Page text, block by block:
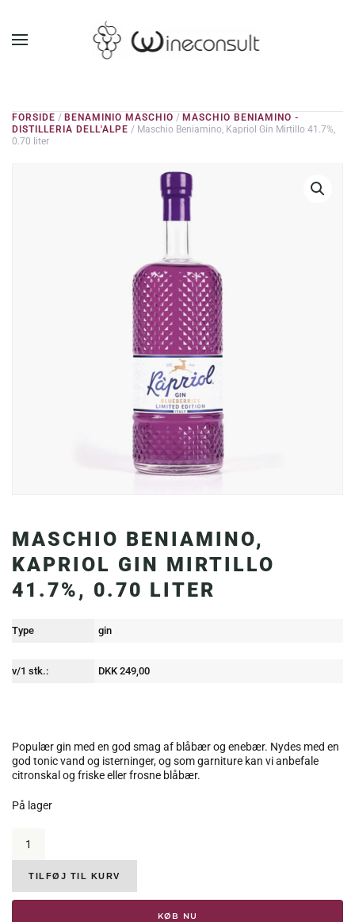
GÅ TIL HOVEDINDHOLD
FORSIDE / BENAMINIO MASCHIO / MASCHIO BENIAMINO -
DISTILLERIA DELL'ALPE / Maschio Beniamino, Kapriol Gin Mirtillo 41.7%,
0.70 liter
MASCHIO BENIAMINO,
KAPRIOL GIN MIRTILLO
41.7%, 0.70 LITER
Type gin
v/1 stk.: DKK 249,00
Populær gin med en god smag af blåbær og enebær. Nydes med en
god tonic vand og isterninger, og som garniture kan vi anbefale
citronskal og friske eller frosne blåbær.
På lager
Beniamino,
Kapriol
Mirtillo
41.7%,
TILFØJ TIL KURV
KØB NU